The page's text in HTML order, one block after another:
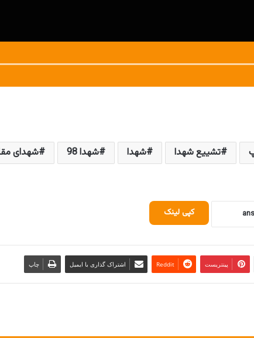
تشییع شهدا شهدا شهدا 98
شهدای
کپی لینک
پینتریست Reddit اشتراک گذاری با ایمیل چاپ